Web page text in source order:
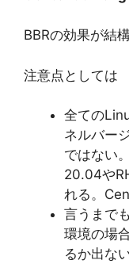
BBRの効果が結
注意点としては
全ての
ネルバー
ではない
20.04や
れる。
言うまで
環境の場
るか出な